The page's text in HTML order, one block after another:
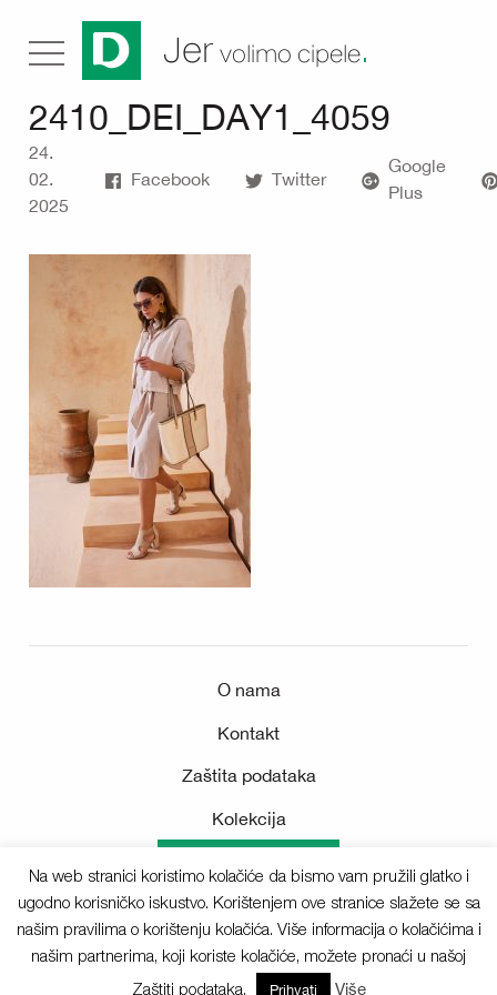
Jer volimo cipele.
2410_DEI_DAY1_4059
24.
02.
2025
Facebook Twitter
Google
Plus
O nama
Kontakt
Zaštita podataka
Kolekcija
Sva prava pridržana © 2025 Deichmann
Na web stranici koristimo kolačiće da bismo vam pružili glatko i
ugodno korisničko iskustvo. Korištenjem ove stranice slažete se sa
našim pravilima o korištenju kolačića. Više informacija o kolačićima i
našim partnerima, koji koriste kolačiće, možete pronaći u našoj
Zaštiti podataka.
Prihvati Više